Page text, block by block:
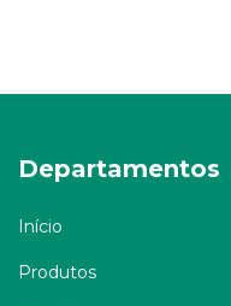
Departamentos
Início
Produtos